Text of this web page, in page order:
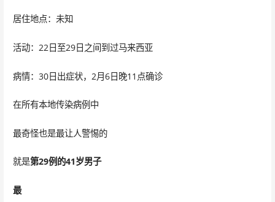
居住地点：未知
活动：22日至29日之间到过马来西亚
病情：30日出症状，2月6日晚11点确诊
在所有本地传染病例中
最奇怪也是最让人警惕的
就是第29例的41岁男子
最